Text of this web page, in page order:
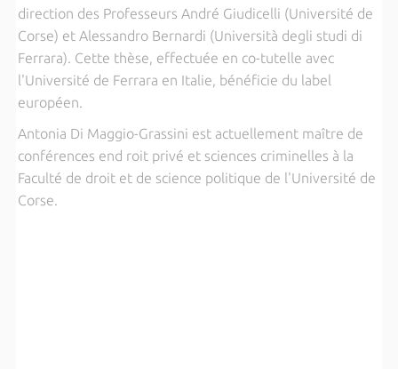
direction des Professeurs André Giudicelli (Université de
Corse) et Alessandro Bernardi (Università degli studi di
Ferrara). Cette thèse, effectuée en co-tutelle avec
l'Université de Ferrara en Italie, bénéficie du label
européen.
Antonia Di Maggio-Grassini est actuellement maître de
conférences end roit privé et sciences criminelles à la
Faculté de droit et de science politique de l'Université de
Corse.